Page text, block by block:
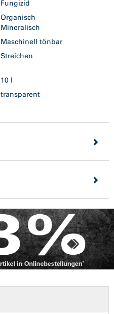
Fungizid
Organisch
Mineralisch
Maschinell tönbar
Streichen
10 l
transparent